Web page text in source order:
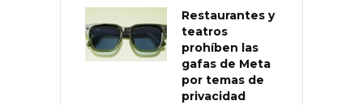
Restaurantes y
teatros
prohíben las
gafas de Meta
por temas de
privacidad